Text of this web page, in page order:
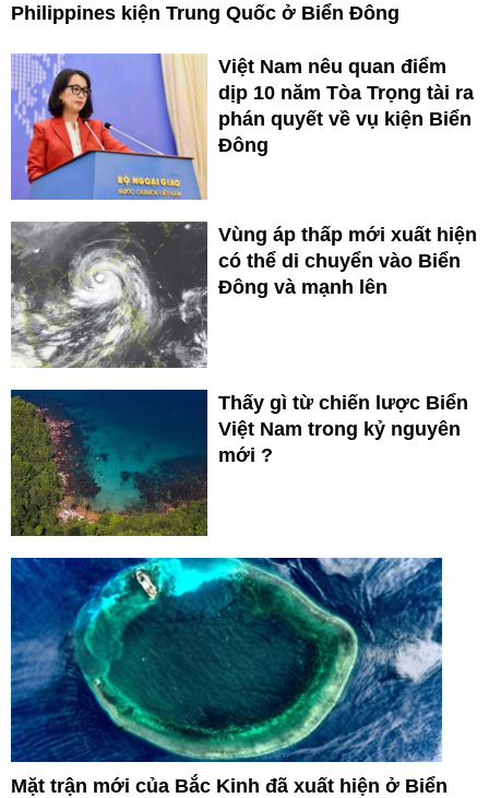
Philippines kiện Trung Quốc ở Biển Đông
Việt Nam nêu quan điểm
dịp 10 năm Tòa Trọng tài ra
phán quyết về vụ kiện Biển
Đông
Vùng áp thấp mới xuất hiện
có thể di chuyển vào Biển
Đông và mạnh lên
Thấy gì từ chiến lược Biển
Việt Nam trong kỷ nguyên
mới ?
Mặt trận mới của Bắc Kinh đã xuất hiện ở Biển